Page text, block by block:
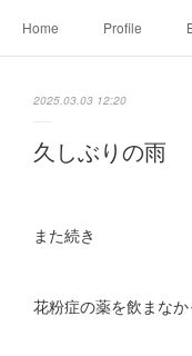
Home Profile
2025.03.03 12:20
久しぶりの雨
また続き
花粉症の薬を飲まな